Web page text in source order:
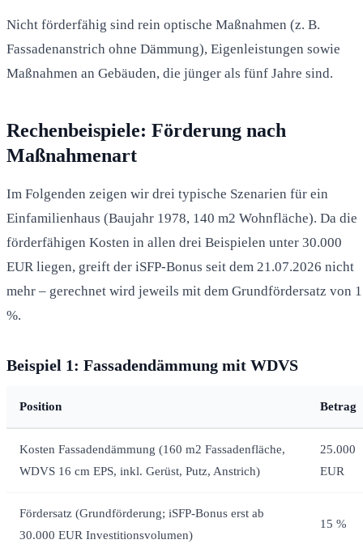
Nicht förderfähig sind rein optische Maßnahmen (z. B.
Fassadenanstrich ohne Dämmung), Eigenleistungen sowie
Maßnahmen an Gebäuden, die jünger als fünf Jahre sind.
Rechenbeispiele: Förderung nach
Maßnahmenart
Im Folgenden zeigen wir drei typische Szenarien für ein
Einfamilienhaus (Baujahr 1978, 140 m2 Wohnfläche). Da die
förderfähigen Kosten in allen drei Beispielen unter 30.000
EUR liegen, greift der iSFP-Bonus seit dem 21.07.2026 nicht
mehr – gerechnet wird jeweils mit dem Grundfördersatz von
%.
Beispiel 1: Fassadendämmung mit WDVS
Position Betrag
Kosten Fassadendämmung (160 m2 Fassadenfläche,
WDVS 16 cm EPS, inkl. Gerüst, Putz, Anstrich)
25.000
EUR
Fördersatz (Grundförderung; iSFP-Bonus erst ab
30.000 EUR Investitionsvolumen)
15 %